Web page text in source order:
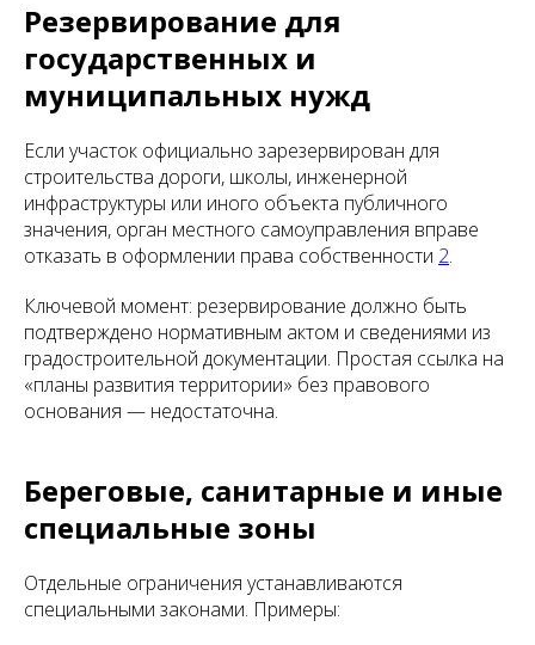
Резервирование для
государственных и
муниципальных нужд
Если участок официально зарезервирован для
строительства дороги, школы, инженерной
инфраструктуры или иного объекта публичного
значения, орган местного самоуправления вправе
отказать в оформлении права собственности 2.
Ключевой момент: резервирование должно быть
подтверждено нормативным актом и сведениями из
градостроительной документации. Простая ссылка на
«планы развития территории» без правового
основания — недостаточна.
Береговые, санитарные и иные
специальные зоны
Отдельные ограничения устанавливаются
специальными законами. Примеры: